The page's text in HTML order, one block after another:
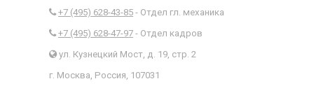
+7 (495) 628-43-85 - Отдел гл. механика
+7 (495) 628-47-97 - Отдел кадров
ул. Кузнецкий Мост, д. 19, стр. 2
г. Москва, Россия, 107031